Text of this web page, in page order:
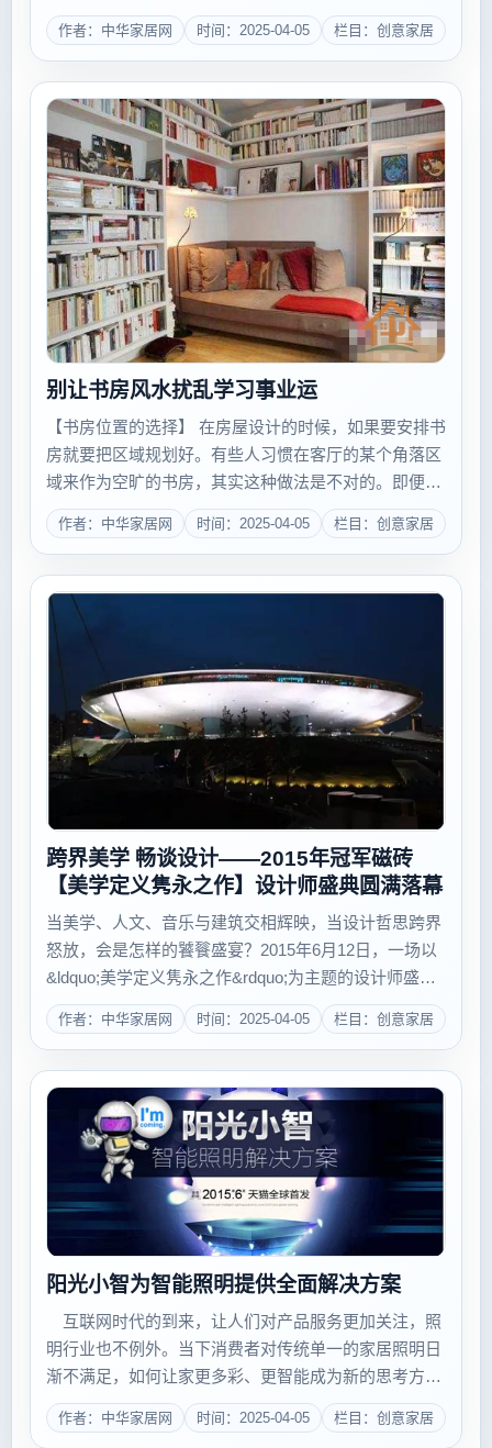
Tangier的寓所，将新古典与摩洛哥特色融为一炉，并且
强调线条的美学，有繁复亦有明快，有色彩更有...
作者：中华家居网 时间：2025-04-05 栏目：创意家居
别让书房风水扰乱学习事业运
【书房位置的选择】 在房屋设计的时候，如果要安排书
房就要把区域规划好。有些人习惯在客厅的某个角落区
域来作为空旷的书房，其实这种做法是不对的。即便平
时没有客人到来家中，客厅也不会成为一个安静的区
域。如果在这个地方学习或者工作，很容易被意想不到
作者：中华家居网 时间：2025-04-05 栏目：创意家居
跨界美学 畅谈设计——2015年冠军磁砖
【美学定义隽永之作】设计师盛典圆满落幕
当美学、人文、音乐与建筑交相辉映，当设计哲思跨界
怒放，会是怎样的饕餮盛宴？2015年6月12日，一场以
&ldquo;美学定义隽永之作&rdquo;为主题的设计师盛
典，在上海梅赛德斯奔驰文化中心正式开场。全国各地
设计菁英齐聚盛典，共同探讨设计与美之间的无限可
作者：中华家居网 时间：2025-04-05 栏目：创意家居
阳光小智为智能照明提供全面解决方案
互联网时代的到来，让人们对产品服务更加关注，照
明行业也不例外。当下消费者对传统单一的家居照明日
渐不满足，如何让家更多彩、更智能成为新的思考方
向。而就这一问题，专业照明四十周年的阳光照明给出
了答案，推出&ldquo;阳光小智&rdquo;系统平台，提供
作者：中华家居网 时间：2025-04-05 栏目：创意家居